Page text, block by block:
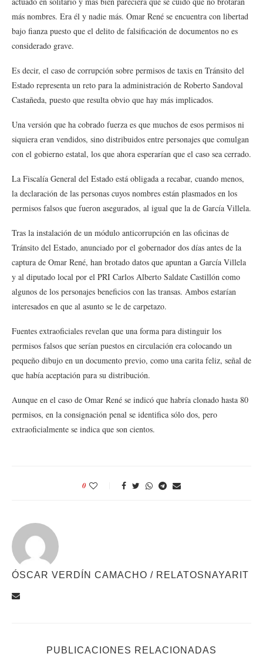
más nombres. Era él y nadie más. Omar René se encuentra con libertad
bajo fianza puesto que el delito de falsificación de documentos no es
considerado grave.
Es decir, el caso de corrupción sobre permisos de taxis en Tránsito del
Estado representa un reto para la administración de Roberto Sandoval
Castañeda, puesto que resulta obvio que hay más implicados.
Una versión que ha cobrado fuerza es que muchos de esos permisos ni
siquiera eran vendidos, sino distribuidos entre personajes que comulgan
con el gobierno estatal, los que ahora esperarían que el caso sea cerrado.
La Fiscalía General del Estado está obligada a recabar, cuando menos,
la declaración de las personas cuyos nombres están plasmados en los
permisos falsos que fueron asegurados, al igual que la de García Villela.
Tras la instalación de un módulo anticorrupción en las oficinas de
Tránsito del Estado, anunciado por el gobernador dos días antes de la
captura de Omar René, han brotado datos que apuntan a García Villela
y al diputado local por el PRI Carlos Alberto Saldate Castillón como
algunos de los personajes beneficios con las transas. Ambos estarían
interesados en que al asunto se le de carpetazo.
Fuentes extraoficiales revelan que una forma para distinguir los
permisos falsos que serían puestos en circulación era colocando un
pequeño dibujo en un documento previo, como una carita feliz, señal de
que había aceptación para su distribución.
Aunque en el caso de Omar René se indicó que habría clonado hasta 80
permisos, en la consignación penal se identifica sólo dos, pero
extraoficialmente se indica que son cientos.
0
ÓSCAR VERDÍN CAMACHO / RELATOSNAYARIT
PUBLICACIONES RELACIONADAS